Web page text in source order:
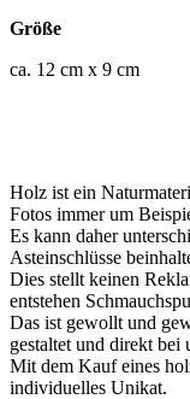
Größe
ca. 12 cm x 9 cm
Holz ist ein
Fotos immer um
Es kann daher
Asteinschlüsse
Dies stellt keinen
entstehen
Das ist gewollt und
gestaltet und direkt bei
Mit dem Kauf eines
individuelles Unikat.